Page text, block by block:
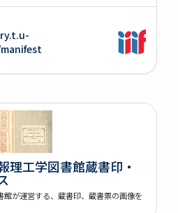
理工学図書館蔵書印・
が運営する、蔵書印、蔵書票の画像を